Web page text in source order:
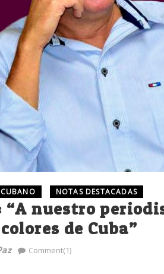
NOTAS DESTACADAS
“A nuestro
de Cuba”
Comment(1)